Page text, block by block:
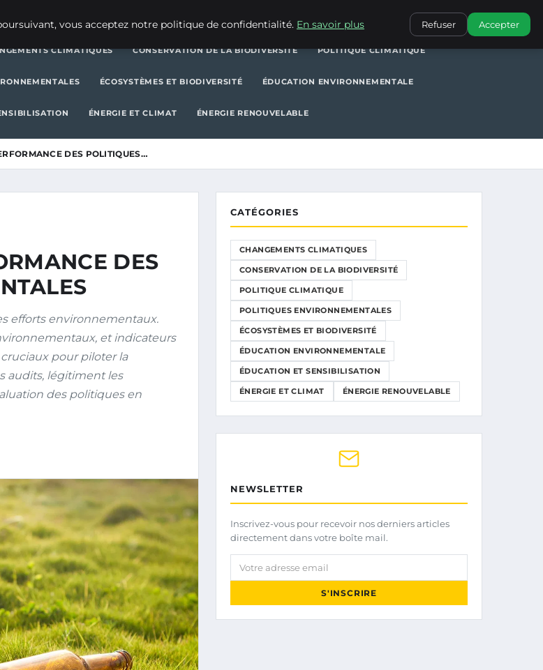
POLITIQUES ENVIRONNEMENTALES
CLIMATIQUES CONSERVATION DE LA BIODIVERSITÉ POLITIQUE CLIMATIQUE
ÉCOSYSTÈMES ET BIODIVERSITÉ ÉDUCATION ENVIRONNEMENTALE
ÉNERGIE ET CLIMAT ÉNERGIE RENOUVELABLE
DES POLITIQUES…
DES
efforts environnementaux.
et indicateurs
pour piloter la
audits, légitiment les
des politiques en
CATÉGORIES
CHANGEMENTS CLIMATIQUES
CONSERVATION DE LA BIODIVERSITÉ
POLITIQUE CLIMATIQUE
POLITIQUES ENVIRONNEMENTALES
ÉCOSYSTÈMES ET BIODIVERSITÉ
ÉDUCATION ENVIRONNEMENTALE
ÉDUCATION ET SENSIBILISATION
ÉNERGIE ET CLIMAT ÉNERGIE RENOUVELABLE
NEWSLETTER
Inscrivez-vous pour recevoir nos derniers articles
directement dans votre boîte mail.
Votre adresse email
S'INSCRIRE
vous acceptez notre politique de confidentialité. En savoir plus Refuser Accepter